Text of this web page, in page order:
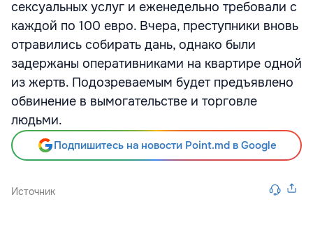
сексуальных услуг и еженедельно требовали с
каждой по 100 евро. Вчера, преступники вновь
отравились собирать дань, однако были
задержаны оперативниками на квартире одной
из жертв. Подозреваемым будет предъявлено
обвинение в вымогательстве и торговле
людьми.
Подпишитесь на новости Point.md в Google
Источник